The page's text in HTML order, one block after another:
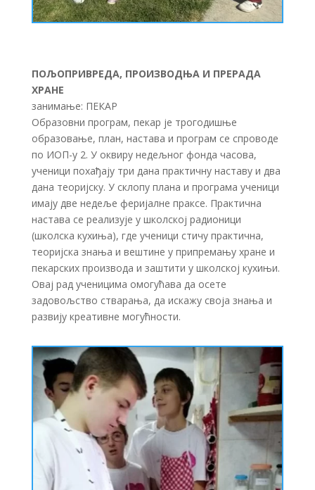
ПОЉОПРИВРЕДА, ПРОИЗВОДЊА И ПРЕРАДА
ХРАНЕ
занимање: ПЕКАР
Образовни програм, пекар је трогодишње
образовање, план, настава и програм се спроводе
по ИОП-у 2. У оквиру недељног фонда часова,
ученици похађају три дана практичну наставу и два
дана теоријску. У склопу плана и програма ученици
имају две недеље феријалне праксе. Практична
настава се реализује у школској радионици
(школска кухиња), где ученици стичу практична,
теоријска знања и вештине у припремању хране и
пекарских производа и заштити у школској кухињи.
Овај рад ученицима омогућава да осете
задовољство стварања, да искажу своја знања и
развију креативне могућности.